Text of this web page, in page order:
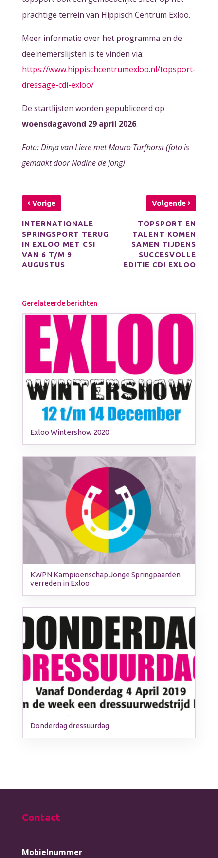
prachtige terrein van Hippisch Centrum Exloo.
Meer informatie over het programma en de
deelnemerslijsten is te vinden via:
https://www.hippischcentrumexloo.nl/topsport-
dressage-cdi-exloo/
De startlijsten worden gepubliceerd op
woensdagavond 29 april 2026.
Foto: Dinja van Liere met Mauro Turfhorst (foto is
gemaakt door Nadine de Jong)
‹Vorige
INTERNATIONALE
SPRINGSPORT TERUG
IN EXLOO MET CSI
VAN 6 T/M 9
AUGUSTUS
Volgende›
TOPSPORT EN
TALENT KOMEN
SAMEN TIJDENS
SUCCESVOLLE
EDITIE CDI EXLOO
Gerelateerde berichten
Exloo Wintershow 2020
KWPN Kampioenschap Jonge Springpaarden
verreden in Exloo
Donderdag dressuurdag
Contact
Mobielnummer